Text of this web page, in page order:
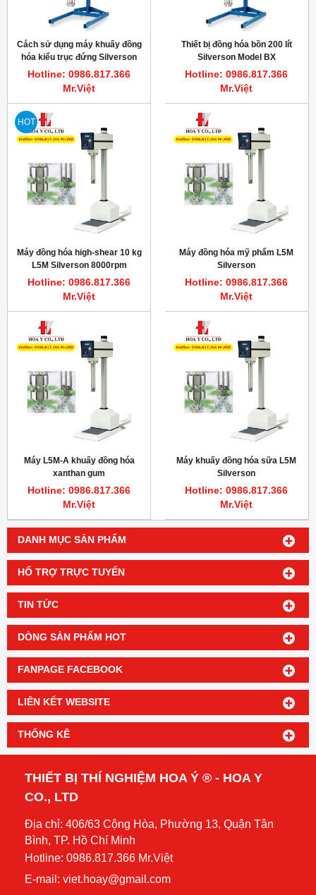
DANH MỤC SẢN PHẨM
HỔ TRỢ TRỰC TUYẾN
TIN TỨC
DÒNG SẢN PHẨM HOT
FANPAGE FACEBOOK
LIÊN KẾT WEBSITE
THỐNG KÊ
Cách sử dụng máy khuấy đồng
hóa kiểu trục đứng Silverson
batch-mixer
Hotline: 0986.817.366
Mr.Việt
Thiết bị đồng hóa bồn 200 lít
Silverson Model BX
Hotline: 0986.817.366
Mr.Việt
HOT
Máy đồng hóa high-shear 10 kg
L5M Silverson 8000rpm
Hotline: 0986.817.366
Mr.Việt
Máy đồng hóa mỹ phẩm L5M
Silverson
Hotline: 0986.817.366
Mr.Việt
Máy L5M-A khuấy đồng hóa
xanthan gum
Hotline: 0986.817.366
Mr.Việt
Máy khuấy đồng hóa sữa L5M
Silverson
Hotline: 0986.817.366
Mr.Việt
THIẾT BỊ THÍ NGHIỆM HOA Ý ® - HOA Y
CO., LTD
Địa chỉ: 406/63 Cộng Hòa, Phường 13, Quận Tân
Bình, TP. Hồ Chí Minh
Hotline: 0986.817.366 Mr.Việt
E-mail: viet.hoay@gmail.com